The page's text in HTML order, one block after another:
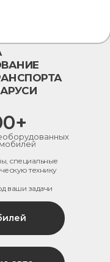
специальные
технику
ваши задачи